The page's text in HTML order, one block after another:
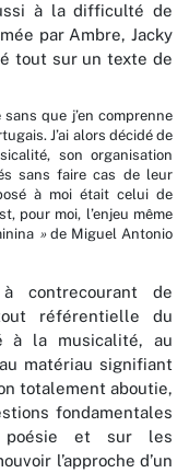
à la difficulté de
par Ambre, Jacky
tout sur un texte de
sans que j’en comprenne
J’ai alors décidé de
son organisation
sans faire cas de leur
à moi était celui de
pour moi, l’enjeu même
»de Miguel Antonio
contrecourant de
référentielle du
à la musicalité, au
matériau signifiant
totalement aboutie,
fondamentales
poésie et sur les
l’approche d’un